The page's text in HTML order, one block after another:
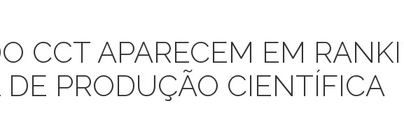
CCT APARECEM EM
PRODUÇÃO CIENTÍFICA